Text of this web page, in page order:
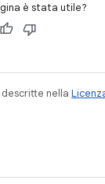
è stata utile?
nella